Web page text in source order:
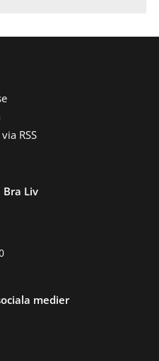
RSS
Liv
medier